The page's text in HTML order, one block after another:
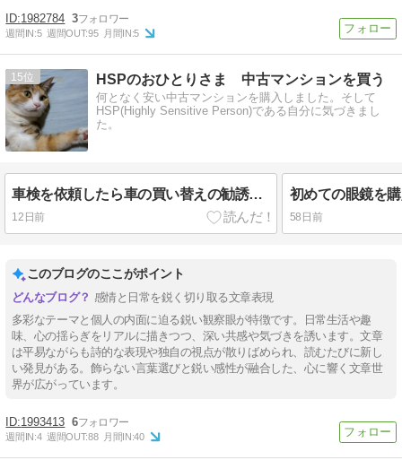
1982784 3
週間IN:5 週間OUT:95 月間IN:5
15 HSPのおひとりさま 中古マンションを買う
何となく安い中古マンションを購入しました。そして
HSP(Highly Sensitive Person)である自分に気づきまし
た。
車検を依頼したら車の買い替えの勧誘を受ける
12日前
初めての眼鏡を
58日前
このブログのここがポイント
感情と日常を鋭く切り取る文章表現
多彩なテーマと個人の内面に迫る鋭い観察眼が特徴です。日常生活や趣
味、心の揺らぎをリアルに描きつつ、深い共感や気づきを誘います。文章
は平易ながらも詩的な表現や独自の視点が散りばめられ、読むたびに新し
い発見がある。飾らない言葉選びと鋭い感性が融合した、心に響く文章世
界が広がっています。
1993413 6
週間IN:4 週間OUT:88 月間IN:40